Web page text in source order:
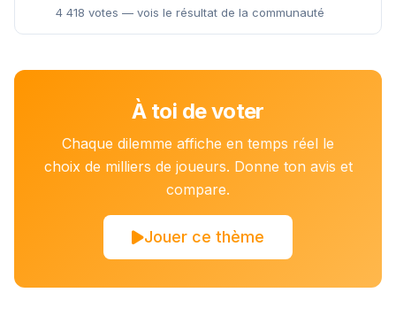
4 418 votes — vois le résultat de la communauté
À toi de voter
Chaque dilemme affiche en temps réel le
choix de milliers de joueurs. Donne ton avis et
compare.
Jouer ce thème